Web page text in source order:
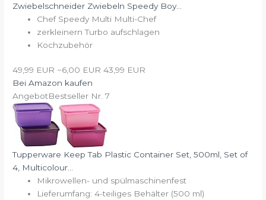
Zwiebelschneider Zwiebeln Speedy Boy...
Chef Speedy Multi Multi-Chef
zerkleinern Turbo aufschlagen
Kochzubehör
49,99 EUR −6,00 EUR 43,99 EUR
Bei Amazon kaufen
AngebotBestseller Nr. 7
Tupperware Keep Tab Plastic Container Set, 500ml, Set of
4, Multicolour...
Mikrowellen- und spülmaschinenfest
Lieferumfang: 4-teiliges Behälter (500 ml)